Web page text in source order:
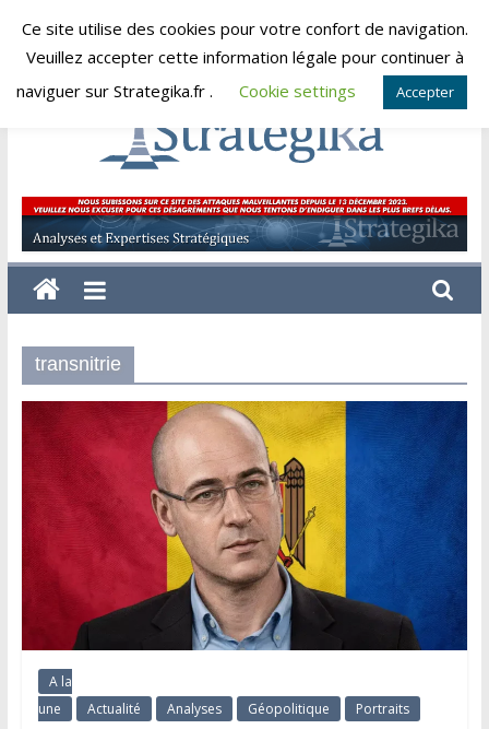
Skip
samedi, août 8, 2026
Strategika
Expertise
et
Analyses
transnitrie
A la
une
Actualité Analyses Géopolitique Portraits
Ce site utilise des cookies pour votre confort de navigation.
Veuillez accepter cette information légale pour continuer à
naviguer sur Strategika.fr .
Cookie settings Accepter